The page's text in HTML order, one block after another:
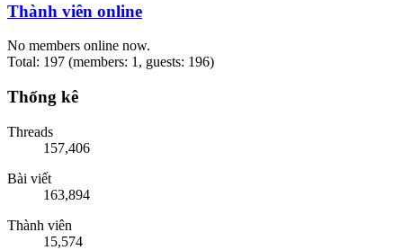
Thành viên online
No members online now.
Total: 197 (members: 1, guests: 196)
Thống kê
Threads
157,406
Bài viết
163,894
Thành viên
15,574